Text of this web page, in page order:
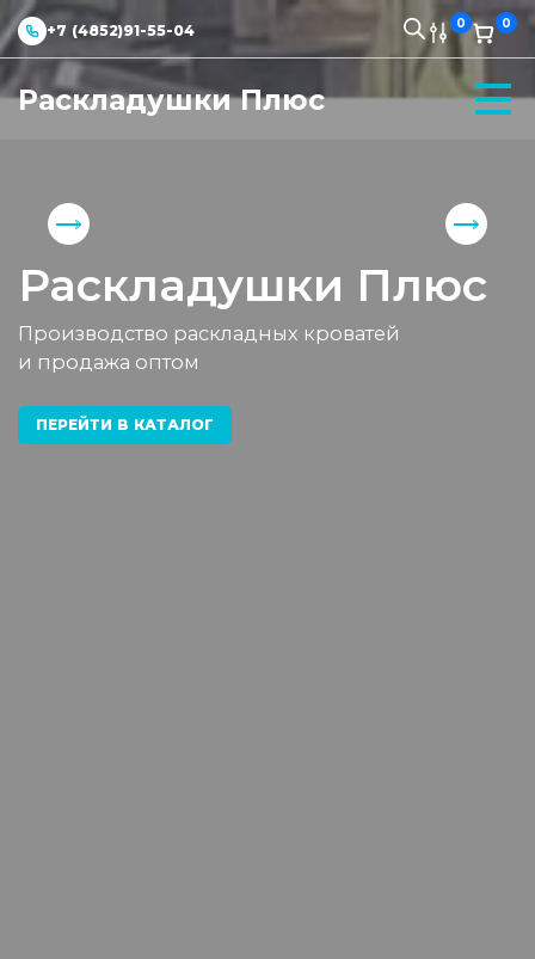
+7 (4852)91-55-04 0 0
Раскладушки Плюс
Раскладушки Плюс
Производство раскладных кроватей
и продажа оптом
ПЕРЕЙТИ В КАТАЛОГ